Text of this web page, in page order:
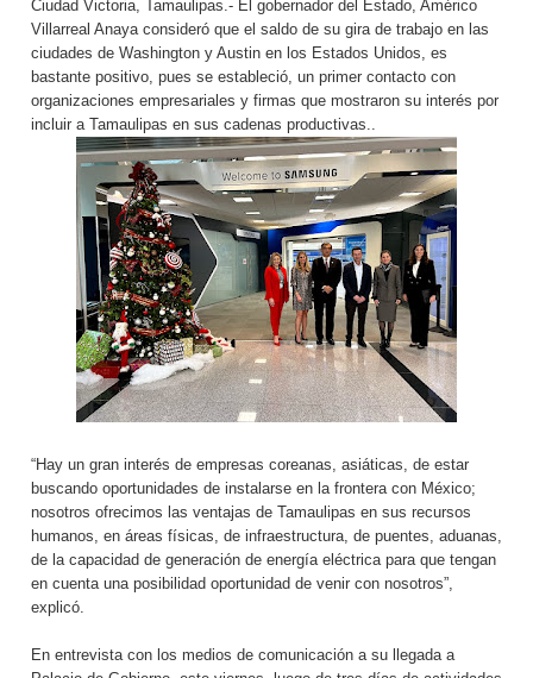
Ciudad Victoria, Tamaulipas.- El gobernador del Estado, Américo
Villarreal Anaya consideró que el saldo de su gira de trabajo en las
ciudades de Washington y Austin en los Estados Unidos, es
bastante positivo, pues se estableció, un primer contacto con
organizaciones empresariales y firmas que mostraron su interés por
incluir a Tamaulipas en sus cadenas productivas..
“Hay un gran interés de empresas coreanas, asiáticas, de estar
buscando oportunidades de instalarse en la frontera con México;
nosotros ofrecimos las ventajas de Tamaulipas en sus recursos
humanos, en áreas físicas, de infraestructura, de puentes, aduanas,
de la capacidad de generación de energía eléctrica para que tengan
en cuenta una posibilidad oportunidad de venir con nosotros”,
explicó.
En entrevista con los medios de comunicación a su llegada a